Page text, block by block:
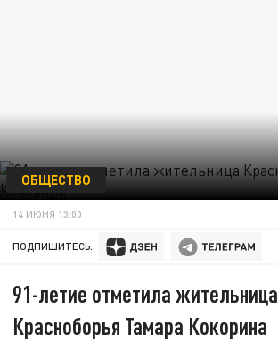
ОБЩЕСТВО
14 ИЮНЯ 13:00
ПОДПИШИТЕСЬ:
91-летие отметила жительница
Красноборья Тамара Кокорина